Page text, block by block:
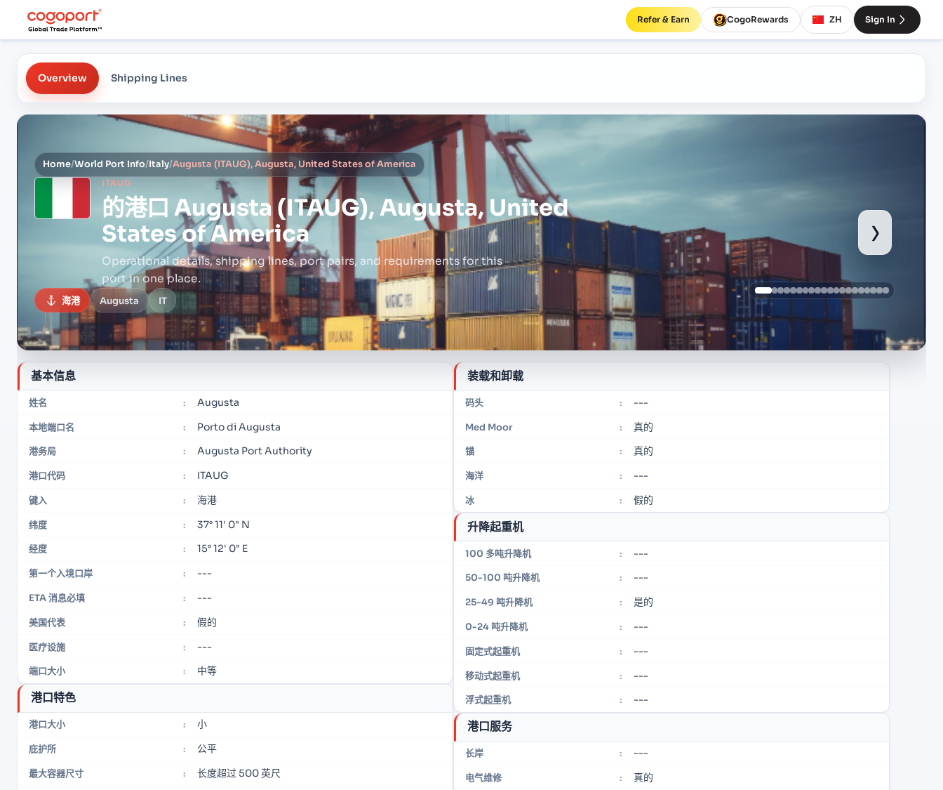
Refer & Earn CogoRewards ZH Sign In
Overview Shipping Lines
Home/World Port Info/Italy/Augusta (ITAUG), Augusta, United States of America
ITAUG
的港口 Augusta (ITAUG), Augusta, United
States of America
Operational details, shipping lines, port pairs, and requirements for this
port in one place.
海港 Augusta IT
›
基本信息
姓名 : Augusta
本地端口名 : Porto di Augusta
港务局 : Augusta Port Authority
港口代码 : ITAUG
键入 : 海港
纬度 : 37° 11' 0" N
经度 : 15° 12' 0" E
第一个入境口岸 : ---
ETA 消息必填 : ---
美国代表 : 假的
医疗设施 : ---
端口大小 : 中等
港口特色
港口大小 : 小
庇护所 : 公平
最大容器尺寸 : 长度超过 500 英尺
装载和卸载
码头 : ---
Med Moor : 真的
锚 : 真的
海洋 : ---
冰 : 假的
升降起重机
100 多吨升降机 : ---
50-100 吨升降机 : ---
25-49 吨升降机 : 是的
0-24 吨升降机 : ---
固定式起重机 : ---
移动式起重机 : ---
浮式起重机 : ---
港口服务
长岸 : ---
电气维修 : 真的